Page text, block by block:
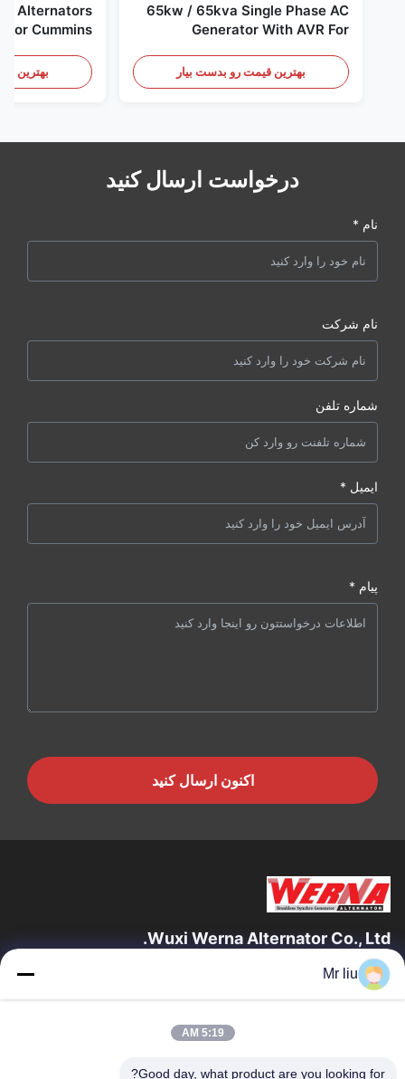
65kw / 65kva Single Phase AC
Generator With AVR For
بهترین قیمت رو بدست بیار
Cummins
بهترین
درخواست ارسال کنید
نام *
نام شرکت
شماره تلفن
ایمیل *
پیام *
اکنون ارسال کنید
Wuxi Werna Alternator Co., Ltd.
پیوندهای سریع
درباره ما
تور کارخانه
کنترل کیفیت
Mr liu
5:19 AM
Good day, what product are you looking for?